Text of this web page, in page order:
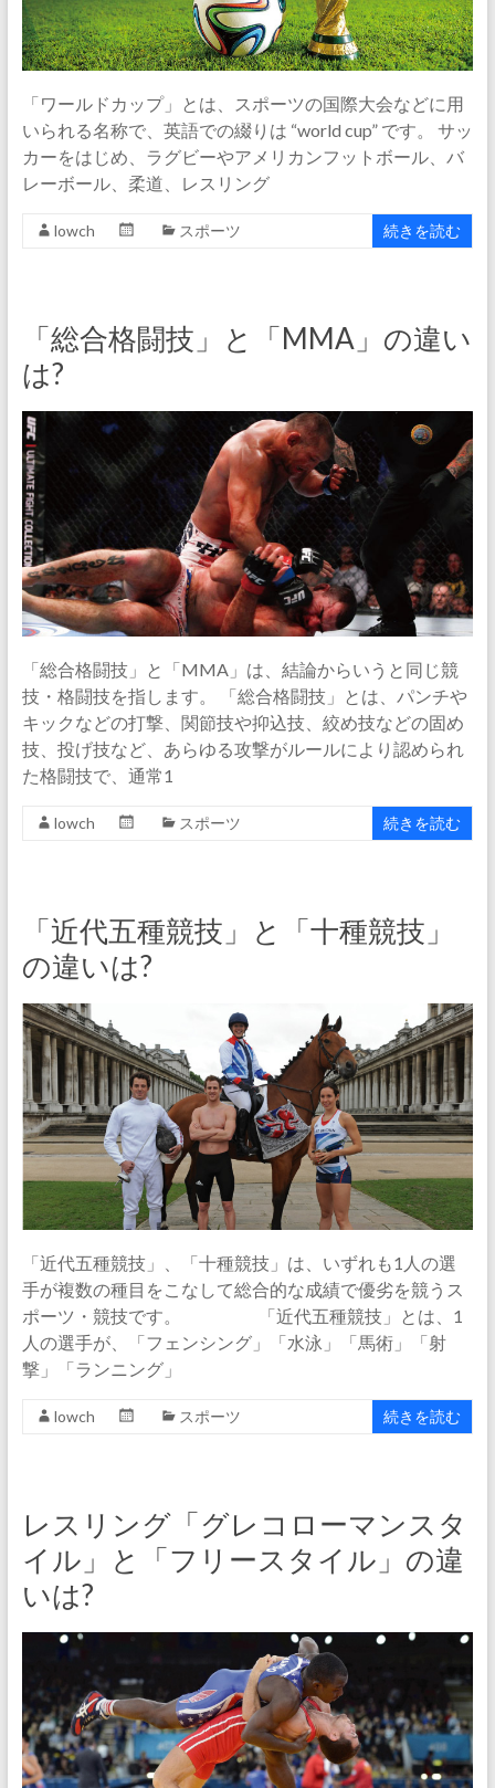
「ワールドカップ」とは、スポーツの国際大会などに用
いられる名称で、英語での綴りは “world cup” です。 サッ
カーをはじめ、ラグビーやアメリカンフットボール、バ
レーボール、柔道、レスリング
lowch スポーツ 続きを読む
「総合格闘技」と「MMA」の違い
は?
「総合格闘技」と「MMA」は、結論からいうと同じ競
技・格闘技を指します。 「総合格闘技」とは、パンチや
キックなどの打撃、関節技や抑込技、絞め技などの固め
技、投げ技など、あらゆる攻撃がルールにより認められ
た格闘技で、通常1
lowch スポーツ 続きを読む
「近代五種競技」と「十種競技」
の違いは?
「近代五種競技」、「十種競技」は、いずれも1人の選
手が複数の種目をこなして総合的な成績で優劣を競うス
ポーツ・競技です。 「近代五種競技」とは、1
人の選手が、「フェンシング」「水泳」「馬術」「射
撃」「ランニング」
lowch スポーツ 続きを読む
レスリング「グレコローマンスタ
イル」と「フリースタイル」の違
いは?